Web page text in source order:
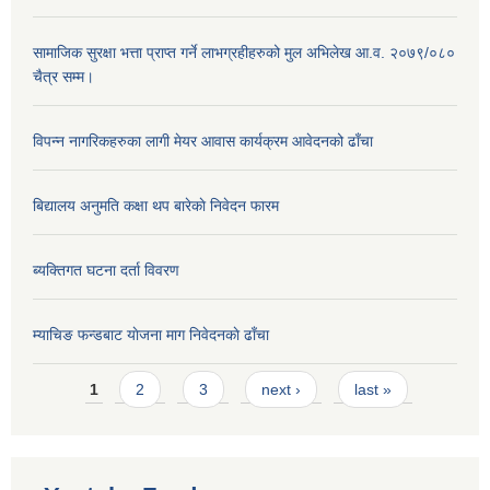
सामाजिक सुरक्षा भत्ता प्राप्त गर्ने लाभग्रहीहरुको मुल अभिलेख आ.व. २०७९/०८०
चैत्र सम्म।
विपन्न नागरिकहरुका लागी मेयर आवास कार्यक्रम आवेदनको ढाँचा
बिद्यालय अनुमति कक्षा थप बारेकाे निवेदन फारम
ब्यक्तिगत घटना दर्ता विवरण
म्याचिङ फन्डबाट याेजना माग निवेदनकाे ढाँचा
Pages
1 2 3 next › last »